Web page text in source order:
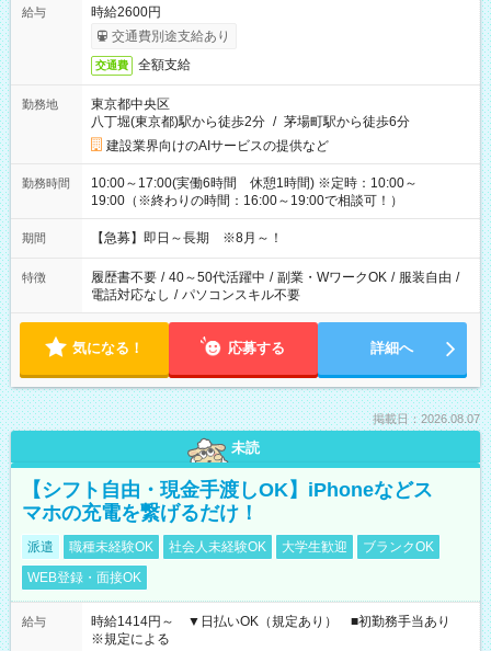
給与
時給2600円
交通費別途支給あり
交通費 全額支給
勤務地
東京都中央区
八丁堀(東京都)駅から徒歩2分 / 茅場町駅から徒歩6分
建設業界向けのAIサービスの提供など
勤務時間
10:00～17:00(実働6時間 休憩1時間) ※定時：10:00～
19:00（※終わりの時間：16:00～19:00で相談可！）
期間 【急募】即日～長期 ※8月～！
特徴 履歴書不要 / 40～50代活躍中 / 副業・WワークOK / 服装自由 /
電話対応なし / パソコンスキル不要
気になる！ 応募する 詳細へ
掲載日：2026.08.07
未読
【シフト自由・現金手渡しOK】iPhoneなどス
マホの充電を繋げるだけ！
派遣 職種未経験OK 社会人未経験OK 大学生歓迎
ブランクOK
WEB登録・面接OK
給与
時給1414円～ ▼日払いOK（規定あり） ■初勤務手当あり
※規定による